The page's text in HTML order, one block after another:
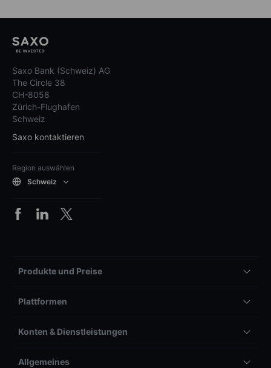
Saxo Bank (Schweiz) AG
The Circle 38
CH-8058
Zürich-Flughafen
Schweiz
Saxo kontaktieren
Region auswählen
Schweiz
Produkte und Preise
Plattformen
Konten & Dienstleistungen
Allgemeines